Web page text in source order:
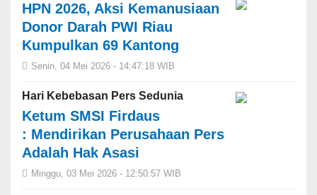
HPN 2026, Aksi Kemanusiaan
Donor Darah PWI Riau
Kumpulkan 69 Kantong
Senin, 04 Mei 2026 - 14:47:18 WIB
Hari Kebebasan Pers Sedunia
Ketum SMSI Firdaus
: Mendirikan Perusahaan Pers
Adalah Hak Asasi
Minggu, 03 Mei 2026 - 12:50:57 WIB